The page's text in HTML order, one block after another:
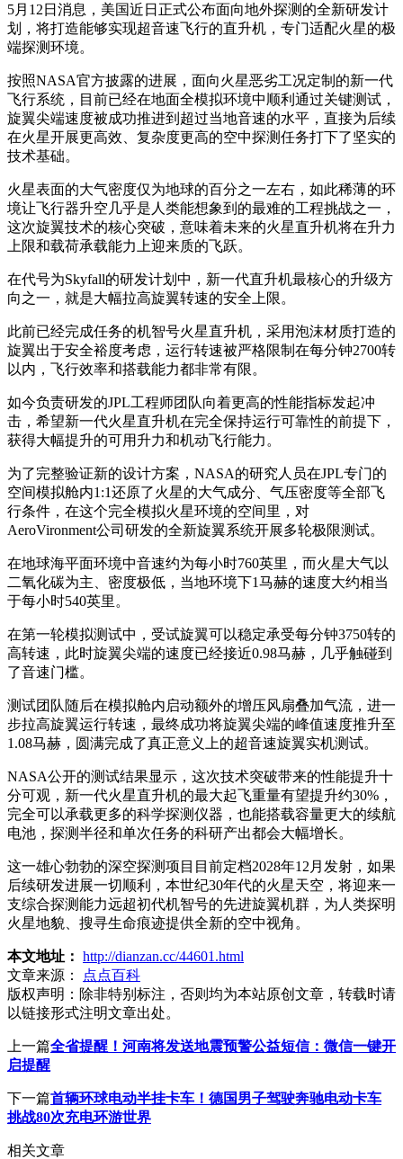
5月12日消息，美国近日正式公布面向地外探测的全新研发计
划，将打造能够实现超音速飞行的直升机，专门适配火星的极
端探测环境。
按照NASA官方披露的进展，面向火星恶劣工况定制的新一代
飞行系统，目前已经在地面全模拟环境中顺利通过关键测试，
旋翼尖端速度被成功推进到超过当地音速的水平，直接为后续
在火星开展更高效、复杂度更高的空中探测任务打下了坚实的
技术基础。
火星表面的大气密度仅为地球的百分之一左右，如此稀薄的环
境让飞行器升空几乎是人类能想象到的最难的工程挑战之一，
这次旋翼技术的核心突破，意味着未来的火星直升机将在升力
上限和载荷承载能力上迎来质的飞跃。
在代号为Skyfall的研发计划中，新一代直升机最核心的升级方
向之一，就是大幅拉高旋翼转速的安全上限。
此前已经完成任务的机智号火星直升机，采用泡沫材质打造的
旋翼出于安全裕度考虑，运行转速被严格限制在每分钟2700转
以内，飞行效率和搭载能力都非常有限。
如今负责研发的JPL工程师团队向着更高的性能指标发起冲
击，希望新一代火星直升机在完全保持运行可靠性的前提下，
获得大幅提升的可用升力和机动飞行能力。
为了完整验证新的设计方案，NASA的研究人员在JPL专门的
空间模拟舱内1:1还原了火星的大气成分、气压密度等全部飞
行条件，在这个完全模拟火星环境的空间里，对
AeroVironment公司研发的全新旋翼系统开展多轮极限测试。
在地球海平面环境中音速约为每小时760英里，而火星大气以
二氧化碳为主、密度极低，当地环境下1马赫的速度大约相当
于每小时540英里。
在第一轮模拟测试中，受试旋翼可以稳定承受每分钟3750转的
高转速，此时旋翼尖端的速度已经接近0.98马赫，几乎触碰到
了音速门槛。
测试团队随后在模拟舱内启动额外的增压风扇叠加气流，进一
步拉高旋翼运行转速，最终成功将旋翼尖端的峰值速度推升至
1.08马赫，圆满完成了真正意义上的超音速旋翼实机测试。
NASA公开的测试结果显示，这次技术突破带来的性能提升十
分可观，新一代火星直升机的最大起飞重量有望提升约30%，
完全可以承载更多的科学探测仪器，也能搭载容量更大的续航
电池，探测半径和单次任务的科研产出都会大幅增长。
这一雄心勃勃的深空探测项目目前定档2028年12月发射，如果
后续研发进展一切顺利，本世纪30年代的火星天空，将迎来一
支综合探测能力远超初代机智号的先进旋翼机群，为人类探明
火星地貌、搜寻生命痕迹提供全新的空中视角。
本文地址： http://dianzan.cc/44601.html
文章来源：
点点百科
版权声明： 除非特别标注，否则均为本站原创文章，转载时请
以链接形式注明文章出处。
上一篇全省提醒！河南将发送地震预警公益短信：微信一键开
启提醒
下一篇首辆环球电动半挂卡车！德国男子驾驶奔驰电动卡车
挑战80次充电环游世界
相关文章